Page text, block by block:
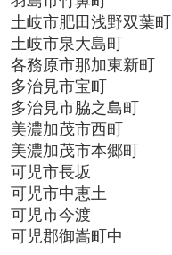
土岐市肥田浅野双葉町
土岐市泉大島町
各務原市那加東新町
多治見市宝町
多治見市脇之島町
美濃加茂市西町
美濃加茂市本郷町
可児市長坂
可児市中恵土
可児市今渡
可児郡御嵩町中